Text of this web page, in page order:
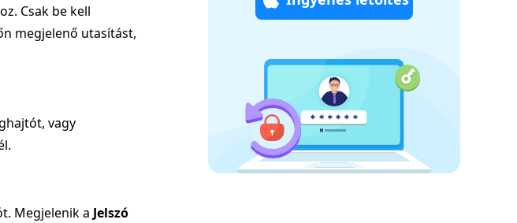
Csak be kell
megjelenő utasítást,
vagy
Megjelenik a Jelszó